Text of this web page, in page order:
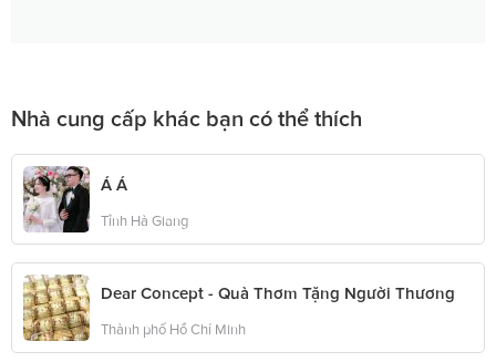
Nhà cung cấp khác bạn có thể thích
Á Á
Tỉnh Hà Giang
Dear Concept - Quà Thơm Tặng Người Thương
Thành phố Hồ Chí Minh